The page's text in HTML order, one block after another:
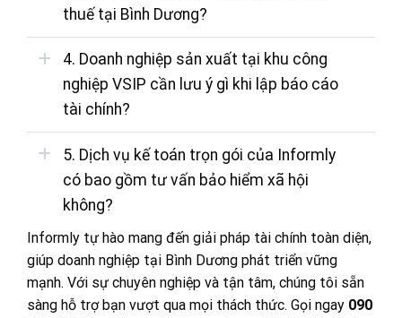
thuế tại Bình Dương?
4. Doanh nghiệp sản xuất tại khu công
nghiệp VSIP cần lưu ý gì khi lập báo cáo
tài chính?
5. Dịch vụ kế toán trọn gói của Informly
có bao gồm tư vấn bảo hiểm xã hội
không?
Informly tự hào mang đến giải pháp tài chính toàn diện,
giúp doanh nghiệp tại Bình Dương phát triển vững
mạnh. Với sự chuyên nghiệp và tận tâm, chúng tôi sẵn
sàng hỗ trợ bạn vượt qua mọi thách thức. Gọi ngay 090